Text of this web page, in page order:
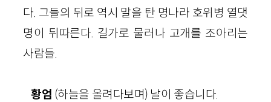
다. 그들의 뒤로 역시 말을 탄 명나라 호위병 열댓
명이 뒤따른다. 길가로 물러나 고개를 조아리는
사람들.
황엄 (하늘을 올려다보며) 날이 좋습니다.